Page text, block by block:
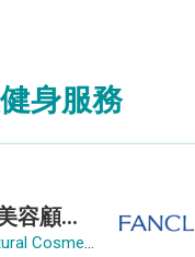
身服務
美容顧問 / 高級美容顧問 (Beauty Consultant / Senior Beauty Consultant)
FANCL (Fantastic Natural Cosmetics Limited)